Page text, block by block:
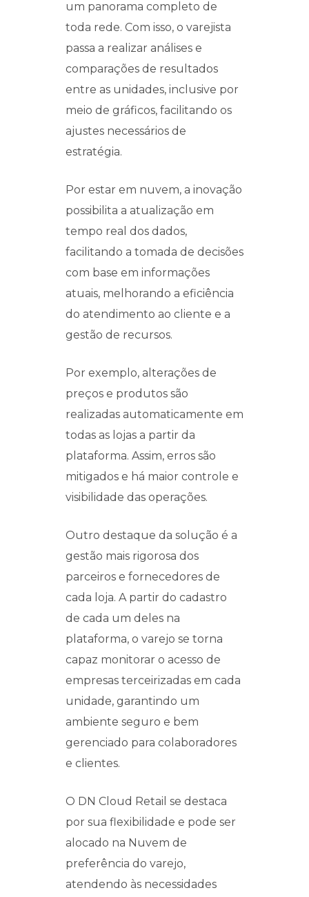
um panorama completo de
toda rede. Com isso, o varejista
passa a realizar análises e
comparações de resultados
entre as unidades, inclusive por
meio de gráficos, facilitando os
ajustes necessários de
estratégia.
Por estar em nuvem, a inovação
possibilita a atualização em
tempo real dos dados,
facilitando a tomada de decisões
com base em informações
atuais, melhorando a eficiência
do atendimento ao cliente e a
gestão de recursos.
Por exemplo, alterações de
preços e produtos são
realizadas automaticamente em
todas as lojas a partir da
plataforma. Assim, erros são
mitigados e há maior controle e
visibilidade das operações.
Outro destaque da solução é a
gestão mais rigorosa dos
parceiros e fornecedores de
cada loja. A partir do cadastro
de cada um deles na
plataforma, o varejo se torna
capaz monitorar o acesso de
empresas terceirizadas em cada
unidade, garantindo um
ambiente seguro e bem
gerenciado para colaboradores
e clientes.
O DN Cloud Retail se destaca
por sua flexibilidade e pode ser
alocado na Nuvem de
preferência do varejo,
atendendo às necessidades